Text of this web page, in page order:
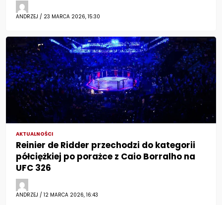
ANDRZEJ / 23 MARCA 2026, 15:30
AKTUALNOŚCI
Reinier de Ridder przechodzi do kategorii
półciężkiej po porażce z Caio Borralho na
UFC 326
ANDRZEJ / 12 MARCA 2026, 16:43